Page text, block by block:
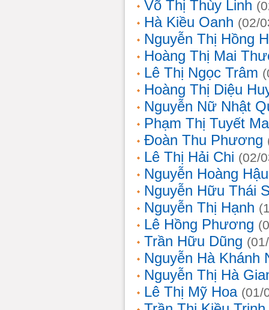
Võ Thị Thùy Linh
Hà Kiều Oanh (02/
Nguyễn Thị Hồng
Hoàng Thị Mai
Lê Thị Ngọc Trâm
Hoàng Thị Diệu
Nguyễn Nữ Nhật
Phạm Thị Tuyết
Đoàn Thu Phương
Lê Thị Hải Chi (02/
Nguyễn Hoàng Hậu
Nguyễn Hữu Thái
Nguyễn Thị Hạnh
Lê Hồng Phương
Trần Hữu Dũng
Nguyễn Hà Khánh
Nguyễn Thị Hà
Lê Thị Mỹ Hoa (01/